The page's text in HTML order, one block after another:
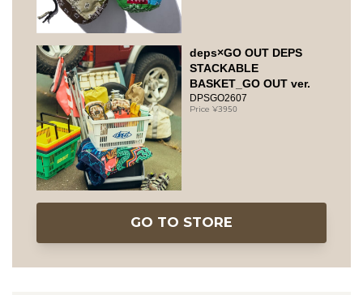
deps×GO OUT DEPS
STACKABLE
BASKET_GO OUT ver.
DPSGO2607
3950
GO TO STORE